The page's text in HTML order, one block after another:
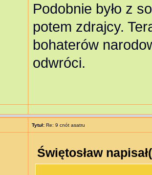
Podobnie było z
potem zdrajcy.
bohaterów
odwróci.
Tytuł: Re: 9 cnót asatru
Świętosław